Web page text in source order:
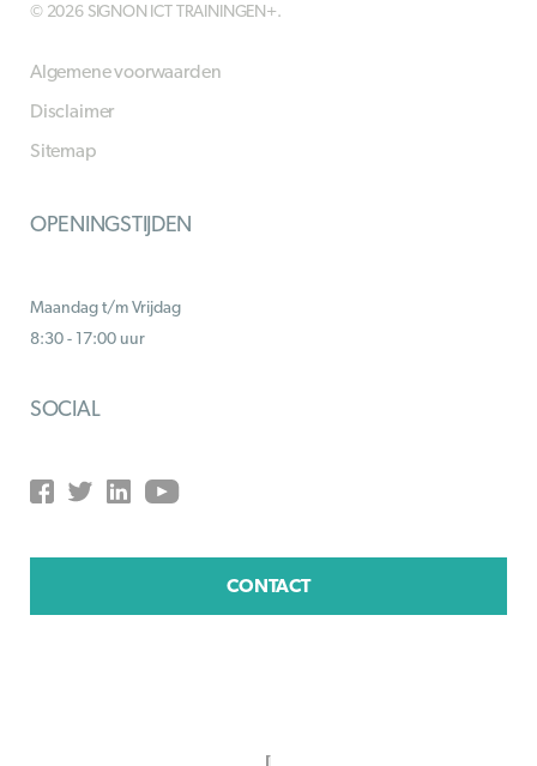
© 2026 SIGNON ICT TRAININGEN+.
Algemene voorwaarden
Disclaimer
Sitemap
OPENINGSTIJDEN
Maandag t/m Vrijdag
8:30 - 17:00 uur
SOCIAL
CONTACT